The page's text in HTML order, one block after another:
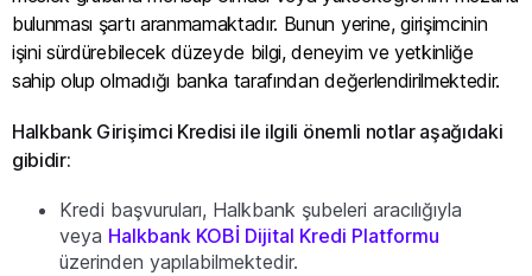
bulunması şartı aranmamaktadır. Bunun yerine, girişimcinin
işini sürdürebilecek düzeyde bilgi, deneyim ve yetkinliğe
sahip olup olmadığı banka tarafından değerlendirilmektedir.
Halkbank Girişimci Kredisi ile ilgili önemli notlar aşağıdaki
gibidir:
Kredi başvuruları, Halkbank şubeleri aracılığıyla
veya Halkbank KOBİ Dijital Kredi Platformu
üzerinden yapılabilmektedir.